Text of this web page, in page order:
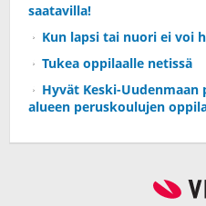
saatavilla!
Kun lapsi tai nuori ei voi
Tukea oppilaalle netissä
Hyvät Keski-
alueen peruskoulujen